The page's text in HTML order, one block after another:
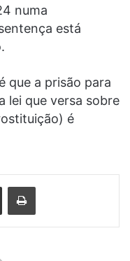
numa
está
que a prisão para
lei que versa sobre
é
Compartilhar via e-mail Imprimir